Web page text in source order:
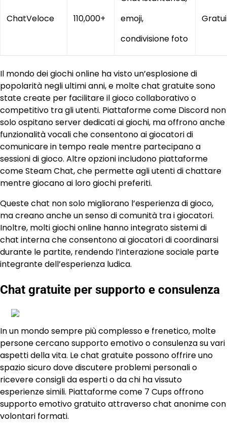
ChatVeloce 110,000+
emoji,
condivisione foto
Il mondo dei giochi online ha visto un’esplosione di
popolarità negli ultimi anni, e molte chat gratuite sono
state create per facilitare il gioco collaborativo o
competitivo tra gli utenti. Piattaforme come Discord non
solo ospitano server dedicati ai giochi, ma offrono anche
funzionalità vocali che consentono ai giocatori di
comunicare in tempo reale mentre partecipano a
sessioni di gioco. Altre opzioni includono piattaforme
come Steam Chat, che permette agli utenti di chattare
mentre giocano ai loro giochi preferiti.
Queste chat non solo migliorano l’esperienza di gioco,
ma creano anche un senso di comunità tra i giocatori.
Inoltre, molti giochi online hanno integrato sistemi di
chat interna che consentono ai giocatori di coordinarsi
durante le partite, rendendo l’interazione sociale parte
integrante dell’esperienza ludica.
Chat gratuite per supporto e consulenza
In un mondo sempre più complesso e frenetico, molte
persone cercano supporto emotivo o consulenza su vari
aspetti della vita. Le chat gratuite possono offrire uno
spazio sicuro dove discutere problemi personali o
ricevere consigli da esperti o da chi ha vissuto
esperienze simili. Piattaforme come 7 Cups offrono
supporto emotivo gratuito attraverso chat anonime con
volontari formati.